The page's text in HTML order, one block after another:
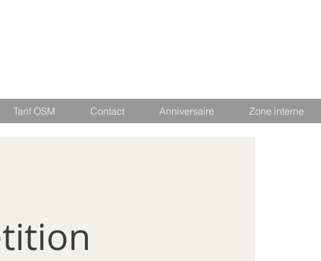
Tarif OSM Contact Anniversaire Zone interne